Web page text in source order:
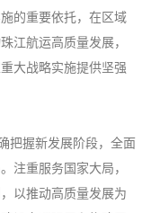
的重要依托，在区域
江航运高质量发展，
大战略实施提供坚强
把握新发展阶段，全面
注重服务国家大局，
以推动高质量发展为